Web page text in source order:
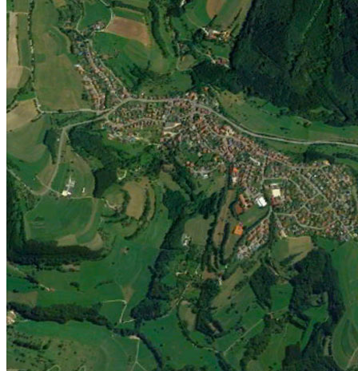
Minis
Vereinskollektion
Vereine
Förderverein
Handball Förderverein
Ausschuss
Kontakt
Beitrittsformular
Sponsoren
Kontakt